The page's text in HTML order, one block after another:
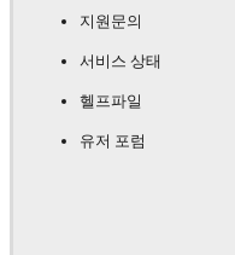
지원문의
서비스 상태
헬프파일
유저 포럼